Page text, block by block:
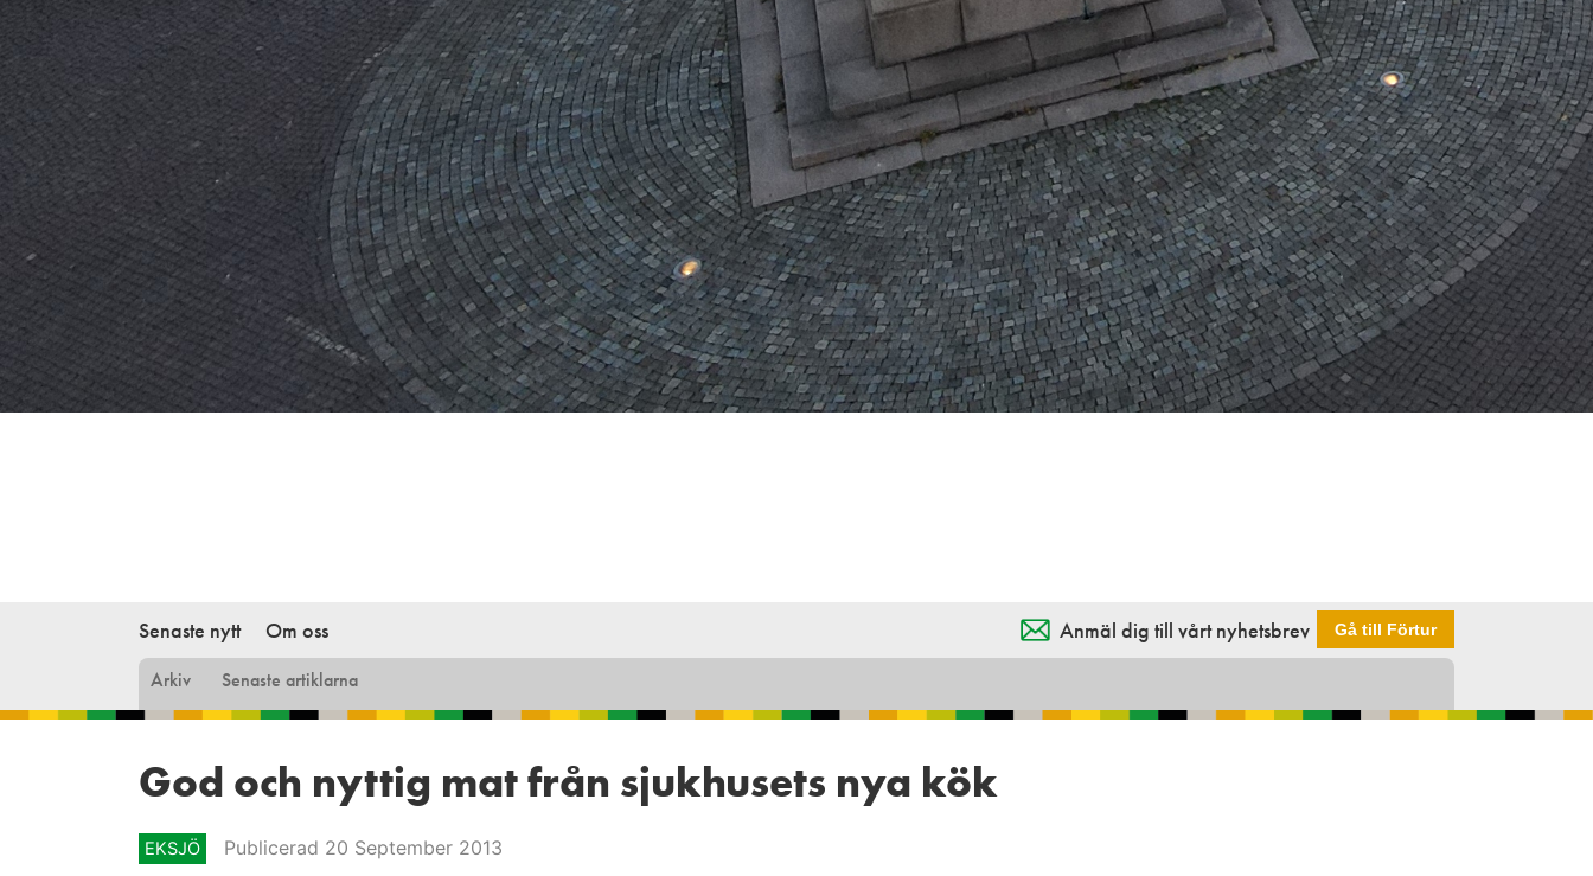
Senaste nytt Om oss Anmäl dig till vårt nyhetsbrev Gå till Förtur
Arkiv Senaste artiklarna
God och nyttig mat från sjukhusets nya kök
EKSJÖ Publicerad 20 September 2013